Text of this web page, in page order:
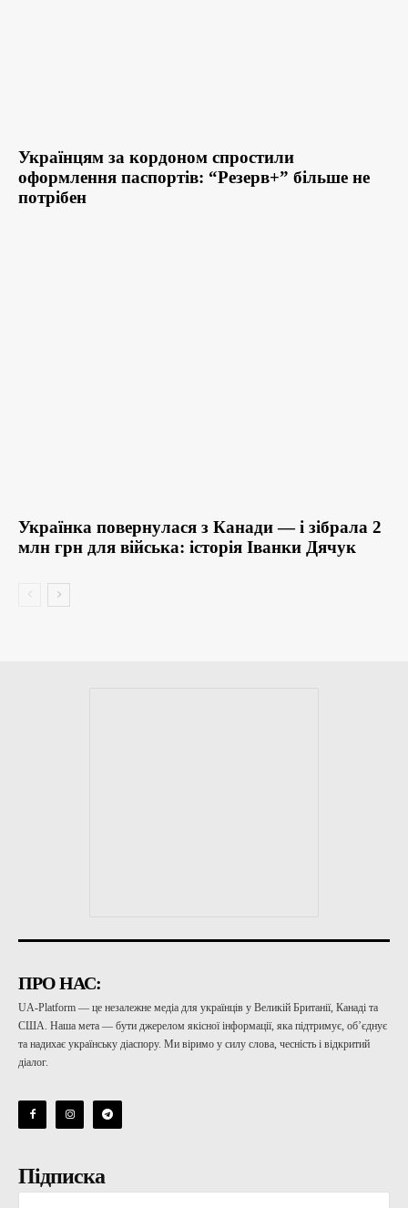
Українцям за кордоном спростили
оформлення паспортів: “Резерв+” більше не
потрібен
Українка повернулася з Канади — і зібрала 2
млн грн для війська: історія Іванки Дячук
ПРО НАС:
UA-Platform — це незалежне медіа для українців у Великій Британії, Канаді та
США. Наша мета — бути джерелом якісної інформації, яка підтримує, об’єднує
та надихає українську діаспору. Ми віримо у силу слова, чесність і відкритий
діалог.
Підписка